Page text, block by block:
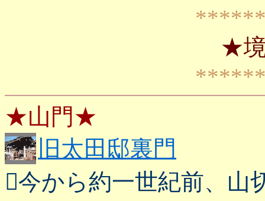
★
★山門★
旧太田邸裏門
今から約一世紀前、山